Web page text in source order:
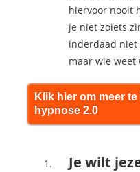
hiervoor nooit
je niet zoiets
inderdaad niet
maar wie
Klik hier om meer
hypnose 2.0
Je wilt